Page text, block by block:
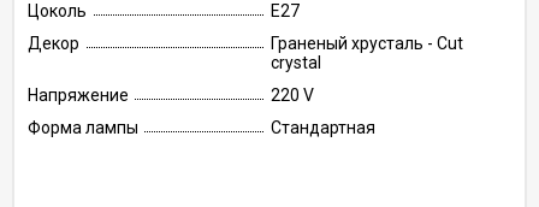
Цоколь
E27
Декор
Граненый хрусталь - Cut
crystal
Напряжение
220 V
Форма лампы
Стандартная